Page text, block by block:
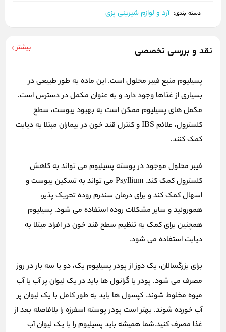
دسته بندی: آرد و لوازم شیرینی پزی
نقد و بررسی تخصصی بیشتر
پسیلیوم منبع فیبر محلول است. این ماده به طور طبیعی در
بسیاری از غذاها وجود دارد و به عنوان مکمل در دسترس است.
مکمل های پسیلیوم ممکن است به بهبود یبوست، سطح
کلسترول، علائم IBSو کنترل قند خون در بیماران مبتلا به دیابت
کمک کنند.
فیبر محلول موجود در پوسته پسیلیوم می تواند به کاهش
کلسترول کمک کند. Psylliumمی تواند به تسکین یبوست و
اسهال کمک کند و برای درمان سندرم روده تحریک پذیر،
هموروئید و سایر مشکلات روده استفاده می شود. پسیلیوم
همچنین برای کمک به تنظیم سطح قند خون در افراد مبتلا به
دیابت استفاده می شود.
برای بزرگسالان، یک دوز از پودر پسیلیوم یک، دو یا سه بار در روز
مصرف می شود. پودر یا گرانول ها باید در یک لیوان پر آب یا آب
میوه مخلوط شوند. کپسول ها باید به طور کامل با یک لیوان پر
آب خورده شوند. بهتر است پودر پوسته اسفرزه را بلافاصله بعد از
غذا مصرف کنید.شما همیشه باید پسیلیوم را با یک لیوان آب